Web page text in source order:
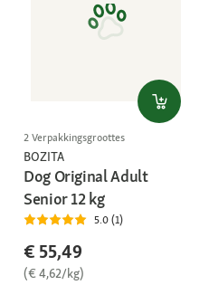
2 Verpakkingsgroottes
BOZITA
Dog Original Adult
Senior 12 kg
5.0 (1)
€ 55,49
(€ 4,62/kg)